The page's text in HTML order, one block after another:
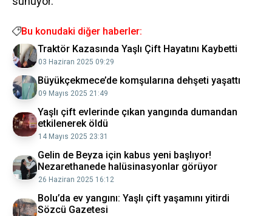
Bu konudaki diğer haberler:
Traktör Kazasında Yaşlı Çift Hayatını Kaybetti
03 Haziran 2025 09:29
Büyükçekmece’de komşularına dehşeti yaşattı
09 Mayıs 2025 21:49
Yaşlı çift evlerinde çıkan yangında dumandan
etkilenerek öldü
14 Mayıs 2025 23:31
Gelin de Beyza için kabus yeni başlıyor!
Nezarethanede halüsinasyonlar görüyor
26 Haziran 2025 16:12
Bolu’da ev yangını: Yaşlı çift yaşamını yitirdi
Sözcü Gazetesi